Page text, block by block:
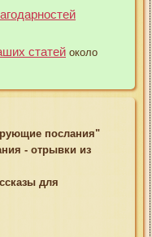
статей около
послания"
- отрывки из
для